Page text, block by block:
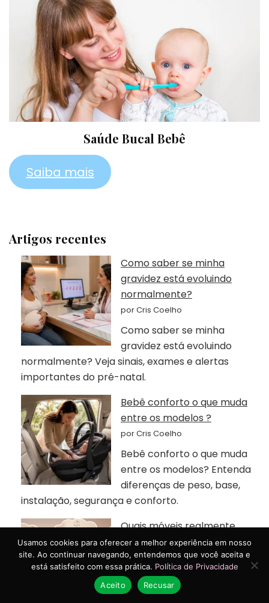
Saúde Bucal Bebê
Saiba mais
Artigos recentes
Como saber se minha
gravidez está evoluindo
normalmente?
por Cris Coelho
Como saber se minha
gravidez está evoluindo
normalmente? Veja sinais, exames e alertas
importantes do pré-natal.
Bebê conforto o que muda
entre os modelos ?
por Cris Coelho
Bebê conforto o que muda
entre os modelos? Entenda
diferenças de peso, base,
instalação, segurança e conforto.
Quais móveis realmente
fazem diferença em um
quarto compartilhado entre
irmãos?
por Cris Coelho
Usamos cookies para oferecer a melhor experiência em nosso
site. Ao continuar navegando, entendemos que você aceita e
está satisfeito com essa prática. Política de Privacidade
Aceito
Recusar